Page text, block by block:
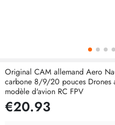
Original CAM allemand Aero
carbone 8/9/20 pouces Drones
modèle d'avion RC FPV
€20.93